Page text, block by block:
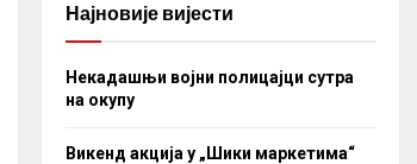
Најновије вијести
Некадашњи војни полицајци сутра
на окупу
Викенд акција у „Шики маркетима“